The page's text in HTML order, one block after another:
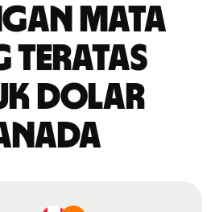
mata
teratas
dolar